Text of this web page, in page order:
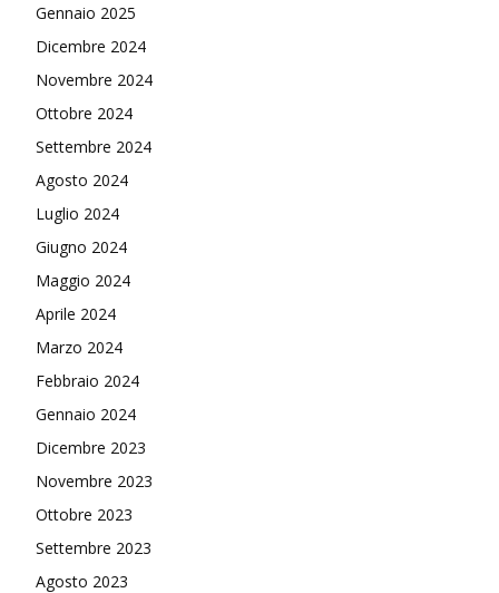
Gennaio 2025
Dicembre 2024
Novembre 2024
Ottobre 2024
Settembre 2024
Agosto 2024
Luglio 2024
Giugno 2024
Maggio 2024
Aprile 2024
Marzo 2024
Febbraio 2024
Gennaio 2024
Dicembre 2023
Novembre 2023
Ottobre 2023
Settembre 2023
Agosto 2023